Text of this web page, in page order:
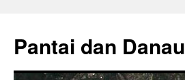
content
Pantai dan Danau